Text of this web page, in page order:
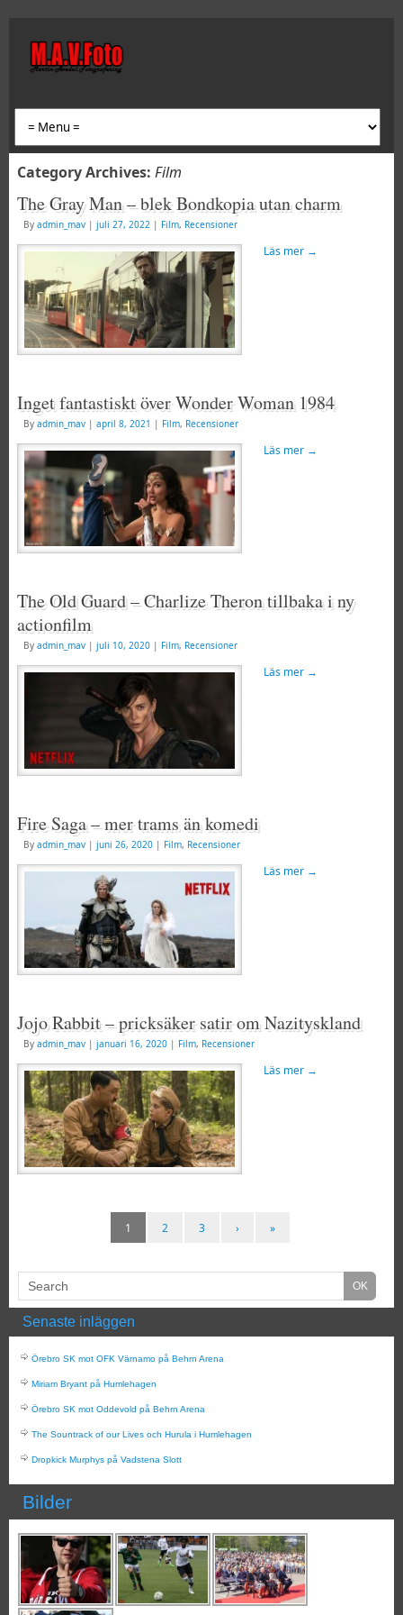
Category Archives: Film
The Gray Man – blek Bondkopia utan charm
By admin_mav | juli 27, 2022 | Film, Recensioner
Läs mer →
Inget fantastiskt över Wonder Woman 1984
By admin_mav | april 8, 2021 | Film, Recensioner
Läs mer →
The Old Guard – Charlize Theron tillbaka i ny
actionfilm
By admin_mav | juli 10, 2020 | Film, Recensioner
Läs mer →
Fire Saga – mer trams än komedi
By admin_mav | juni 26, 2020 | Film, Recensioner
Läs mer →
Jojo Rabbit – pricksäker satir om Nazityskland
By admin_mav | januari 16, 2020 | Film, Recensioner
Läs mer →
1 2 3 › »
Senaste inläggen
Örebro SK mot OFK Värnamo på Behrn Arena
Miriam Bryant på Humlehagen
Örebro SK mot Oddevold på Behrn Arena
The Sountrack of our Lives och Hurula i Humlehagen
Dropkick Murphys på Vadstena Slott
Bilder